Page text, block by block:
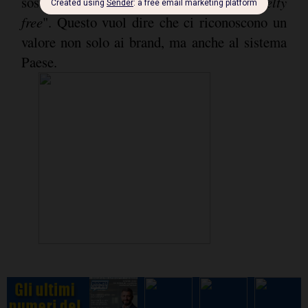
free". Questo vuol dire che ci riconoscono un
valore non solo ai brand, ma anche al sistema
Paese.